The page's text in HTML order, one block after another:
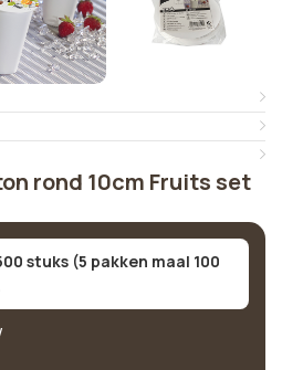
rond 10cm Fruits set
stuks (5 pakken maal 100